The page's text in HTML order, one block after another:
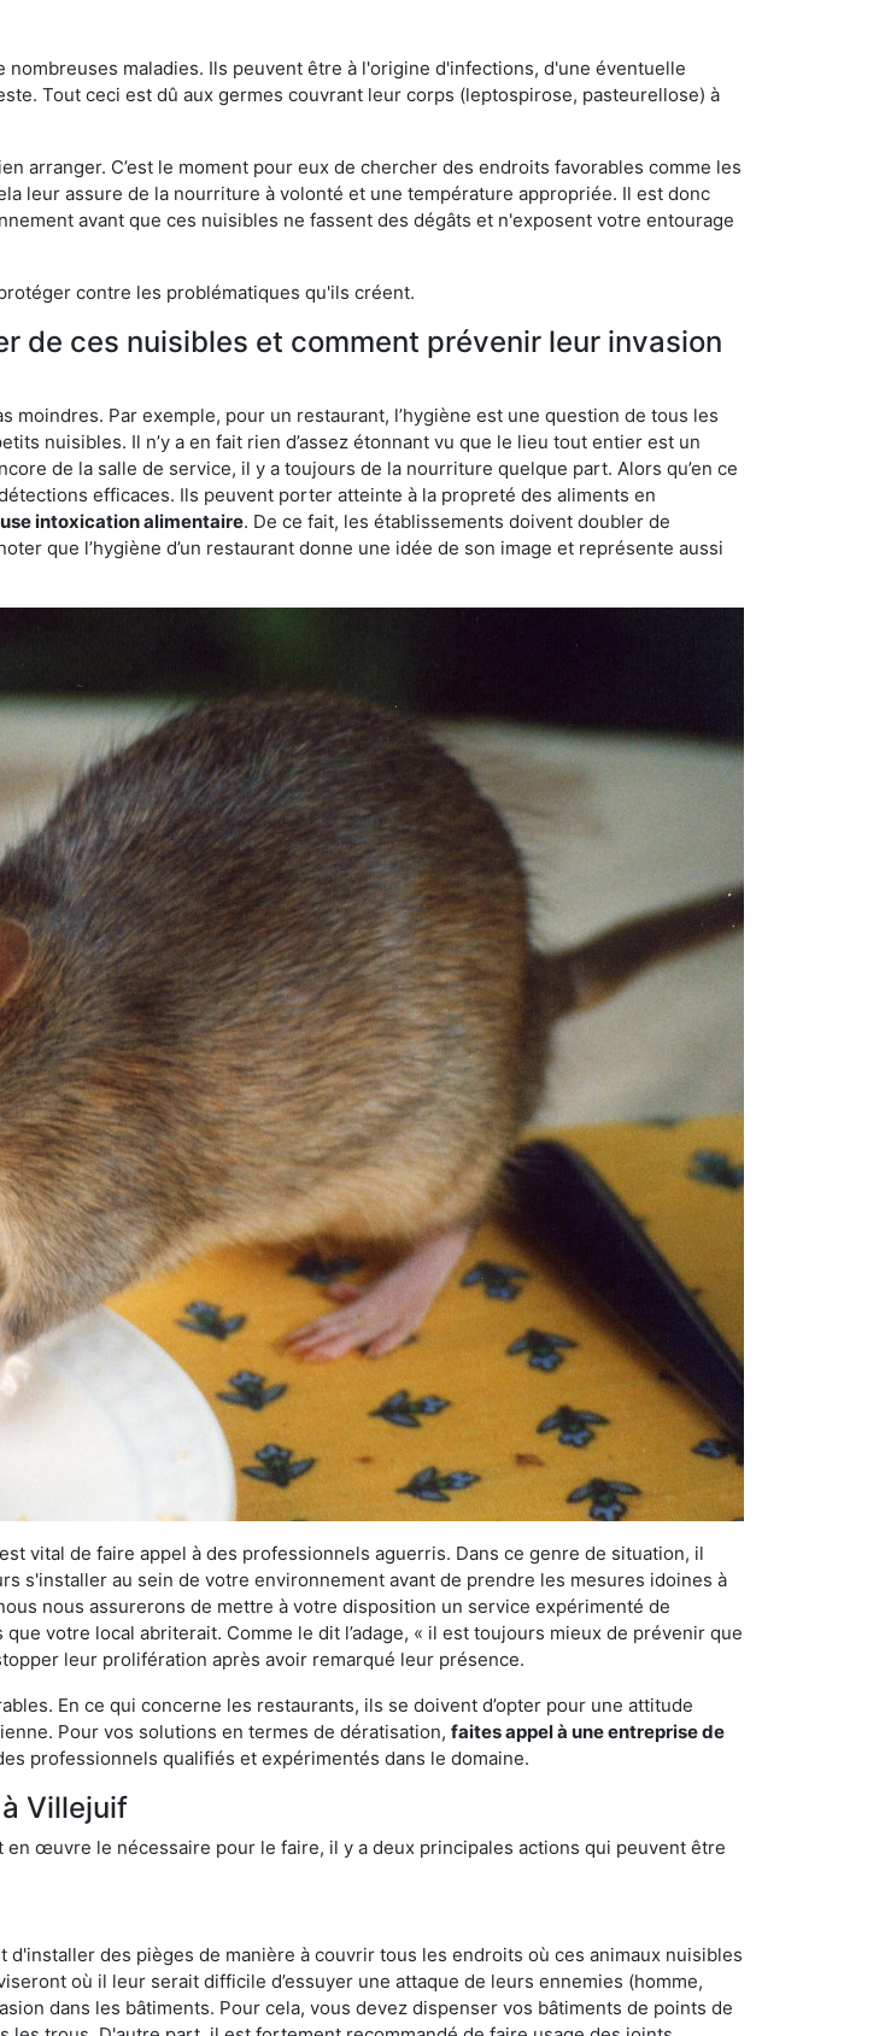
maladies. Ils peuvent être à l'origine d'infections, d'une éventuelle
Tout ceci est dû aux germes couvrant leur corps (leptospirose, pasteurellose) à
arranger. C’est le moment pour eux de chercher des endroits favorables comme les
leur assure de la nourriture à volonté et une température appropriée. Il est donc
avant que ces nuisibles ne fassent des dégâts et n'exposent votre entourage
contre les problématiques qu'ils créent.
de ces nuisibles et comment prévenir leur invasion
Par exemple, pour un restaurant, l’hygiène est une question de tous les
nuisibles. Il n’y a en fait rien d’assez étonnant vu que le lieu tout entier est un
de la salle de service, il y a toujours de la nourriture quelque part. Alors qu’en ce
efficaces. Ils peuvent porter atteinte à la propreté des aliments en
intoxication alimentaire. De ce fait, les établissements doivent doubler de
que l’hygiène d’un restaurant donne une idée de son image et représente aussi
vital de faire appel à des professionnels aguerris. Dans ce genre de situation, il
s'installer au sein de votre environnement avant de prendre les mesures idoines à
nous assurerons de mettre à votre disposition un service expérimenté de
votre local abriterait. Comme le dit l’adage, « il est toujours mieux de prévenir que
leur prolifération après avoir remarqué leur présence.
En ce qui concerne les restaurants, ils se doivent d’opter pour une attitude
Pour vos solutions en termes de dératisation, faites appel à une entreprise de
professionnels qualifiés et expérimentés dans le domaine.
Villejuif
œuvre le nécessaire pour le faire, il y a deux principales actions qui peuvent être
des pièges de manière à couvrir tous les endroits où ces animaux nuisibles
où il leur serait difficile d’essuyer une attaque de leurs ennemies (homme,
dans les bâtiments. Pour cela, vous devez dispenser vos bâtiments de points de